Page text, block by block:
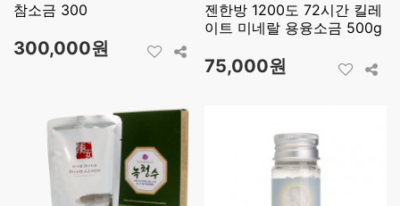
참소금 300
300,000원
젠한방 1200도 72시간 킬레
이트 미네랄 용융소금 500g
75,000원